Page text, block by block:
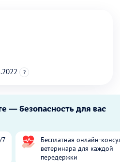
?
— безопасность для вас
7
Бесплатная онлайн-
ветеринара для каждой
передержки